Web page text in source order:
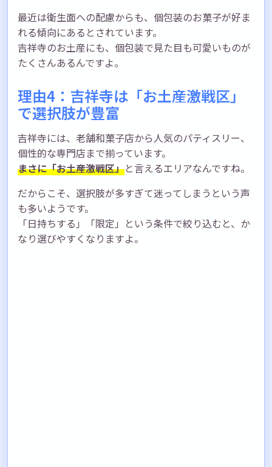
最近は衛生面への配慮からも、個包装のお菓子が好ま
れる傾向にあるとされています。
吉祥寺のお土産にも、個包装で見た目も可愛いものが
たくさんあるんですよ。
理由4：吉祥寺は「お土産激戦区」
で選択肢が豊富
吉祥寺には、老舗和菓子店から人気のパティスリー、
個性的な専門店まで揃っています。
まさに「お土産激戦区」と言えるエリアなんですね。
だからこそ、選択肢が多すぎて迷ってしまうという声
も多いようです。
「日持ちする」「限定」という条件で絞り込むと、か
なり選びやすくなりますよ。